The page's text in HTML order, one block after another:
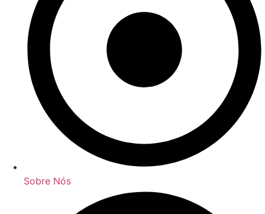
Sobre Nós